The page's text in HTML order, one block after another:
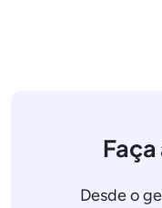
Faça
Desde o